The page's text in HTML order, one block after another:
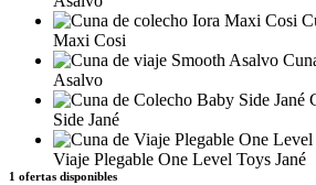
Maxi Cosi
Asalvo
Side Jané
Viaje Plegable One Level Toys Jané
1 ofertas disponibles